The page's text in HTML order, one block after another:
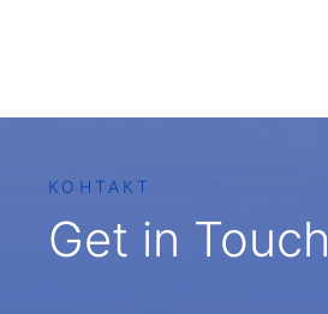
КОНТАКТ
Get in Touch